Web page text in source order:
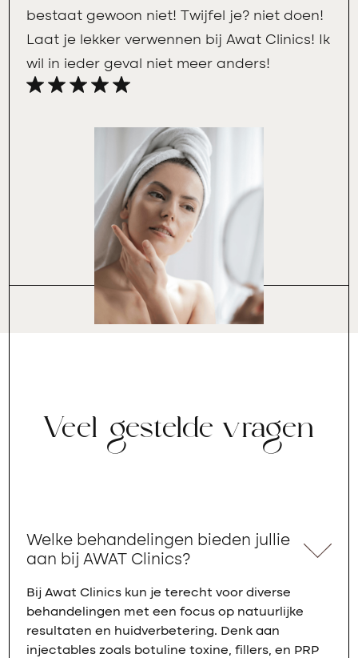
bestaat gewoon niet! Twijfel je? niet doen!
Laat je lekker verwennen bij Awat Clinics! Ik
wil in ieder geval niet meer anders!
Veel gestelde vragen
Welke behandelingen bieden jullie
aan bij AWAT Clinics?
Bij Awat Clinics kun je terecht voor diverse
behandelingen met een focus op natuurlijke
resultaten en huidverbetering. Denk aan
injectables zoals botuline toxine, fillers, en PRP